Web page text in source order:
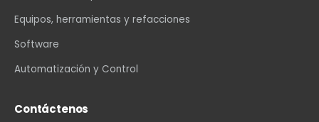
Equipos, herramientas y refacciones
Software
Automatización y Control
Contáctenos